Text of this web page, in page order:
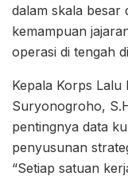
dalam skala besar
kemampuan
operasi di tengah
Kepala Korps
Suryonogroho,
pentingnya data
penyusunan
“Setiap satuan